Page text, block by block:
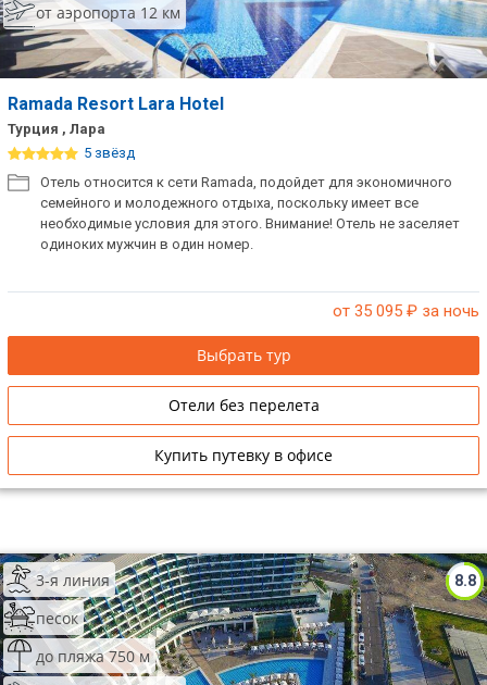
от аэропорта 12 км
Ramada Resort Lara Hotel
Турция , Лара
5 звёзд
Отель относится к сети Ramada, подойдет для экономичного
семейного и молодежного отдыха, поскольку имеет все
необходимые условия для этого. Внимание! Отель не заселяет
одиноких мужчин в один номер.
от 35 095 ₽ за ночь
Выбрать тур
Отели без перелета
Купить путевку в офисе
8.8
3-я линия
песок
до пляжа 750 м